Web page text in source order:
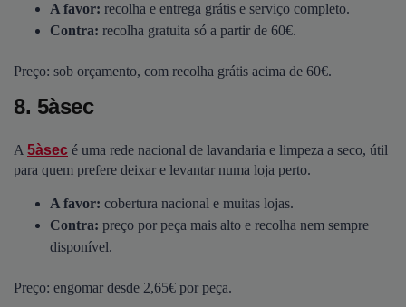
A favor: recolha e entrega grátis e serviço completo.
Contra: recolha gratuita só a partir de 60€.
Preço: sob orçamento, com recolha grátis acima de 60€.
8. 5àsec
A 5àsec é uma rede nacional de lavandaria e limpeza a seco, útil
para quem prefere deixar e levantar numa loja perto.
A favor: cobertura nacional e muitas lojas.
Contra: preço por peça mais alto e recolha nem sempre
disponível.
Preço: engomar desde 2,65€ por peça.